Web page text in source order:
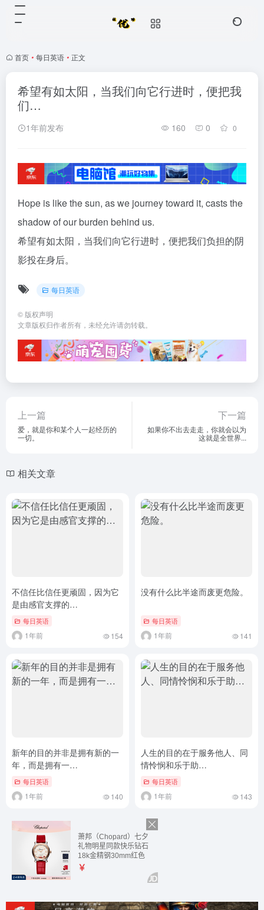
首页 • 每日英语 • 正文
希望有如太阳，当我们向它行进时，便把我
们…
1年前发布 160 0 0
Hope is like the sun, as we journey toward it, casts the
shadow of our burden behind us.
希望有如太阳，当我们向它行进时，便把我们负担的阴
影投在身后。
每日英语
© 版权声明
文章版权归作者所有，未经允许请勿转载。
上一篇
爱，就是你和某个人一起经历的
一切。
下一篇
如果你不出去走走，你就会以为
这就是全世界...
相关文章
不信任比信任更顽固，因为它
是由感官支撑的…
每日英语
1年前 154
没有什么比半途而废更危险。
每日英语
1年前 141
新年的目的并非是拥有新的一
年，而是拥有一…
每日英语
1年前 140
人生的目的在于服务他人、同
情怜悯和乐于助…
每日英语
1年前 143